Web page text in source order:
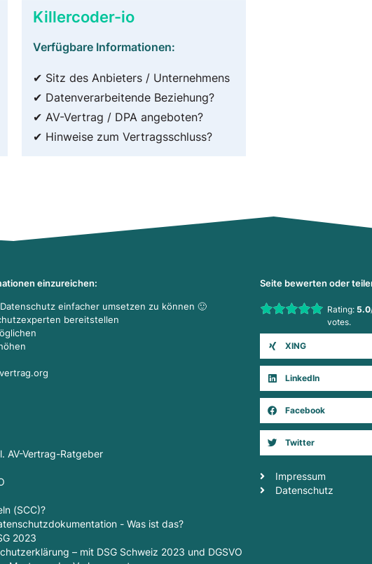
Killercoder-io
Verfügbare Informationen:
✔ Sitz des Anbieters / Unternehmens
✔ Datenverarbeitende Beziehung?
✔ AV-Vertrag / DPA angeboten?
✔ Hinweise zum Vertragsschluss?
einzureichen:
einfacher umsetzen zu können 🙂
bereitstellen
AV-Vertrag-Ratgeber
(SCC)?
- Was ist das?
2023
– mit DSG Schweiz 2023 und DGSVO
Seite bewerten oder
Rate this item:Rating: 5.0
votes.
XING
LinkedIn
Facebook
Twitter
Impressum
Datenschutz